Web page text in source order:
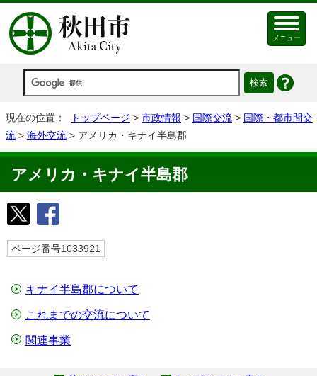
メニュー
現在の位置： トップページ > 市政情報 > 国際交流 > 国際・都市間交
流 > 海外交流 > アメリカ・キナイ半島郡
アメリカ・キナイ半島郡
ページ番号1033921
キナイ半島郡について
これまでの交流について
関連事業